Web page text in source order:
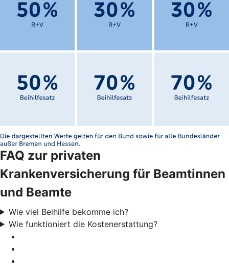
FAQ zur privaten
Krankenversicherung für Beamtinnen
und Beamte
Wie viel Beihilfe bekomme ich?
Wie funktioniert die Kostenerstattung?